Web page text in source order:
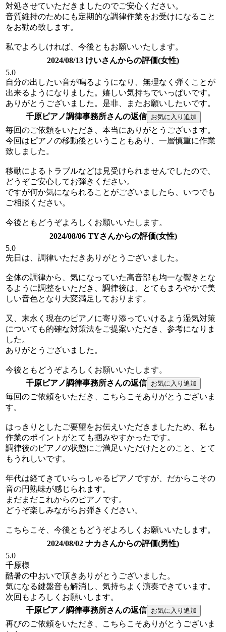
対処させていただきましたのでご安心ください。
音質維持のためにも定期的な調律作業をお受けになること
をお勧め致します。
私でよろしければ、今後ともお願いいたします。
2024/08/13 けいさんからの評価(女性)
5.0
自分の出したい音が鳴るようになり、無理なく弾くことが
出来るようになりました。嬉しい気持ちでいっぱいです。
ありがとうございました。是非、またお願いしたいです。
千原ピアノ調律事務所さんの返信
毎回のご依頼をいただき、本当にありがとうございます。
今回はピアノの移動後ということもあり、一層慎重に作業
致しました。
移動によるトラブルなどは見受けられませんでしたので、
どうぞご安心してお弾きください。
ですが何か気になられることがございましたら、いつでも
ご相談ください。
今後ともどうぞよろしくお願いいたします。
2024/08/06 TYさんからの評価(女性)
5.0
先日は、調律いただきありがとうございました。
全体の調律から、気になっていた高音部も均一な響きとな
るように調整をいただき、調律後は、とてもまろやかで美
しい音色となり大変満足しております。
又、末永く現在のピアノに寄り添っていけるよう湿気対策
についても的確な対策法をご提案いただき、参考になりま
した。
ありがとうございました。
今後ともどうぞよろしくお願いいたします。
千原ピアノ調律事務所さんの返信
毎回のご依頼をいただき、こちらこそありがとうございま
す。
はっきりとしたご要望をお伝えいただきましたため、私も
作業のポイントがとても掴みやすかったです。
調律後のピアノの状態にご満足いただけたとのこと、とて
もうれしいです。
年代は経てきていらっしゃるピアノですが、だからこその
音の円熟味が感じられます。
まだまだこれからのピアノです。
どうぞ楽しみながらお弾きください。
こちらこそ、今後ともどうぞよろしくお願いいたします。
2024/08/02 ナカさんからの評価(男性)
5.0
千原様
酷暑の中おいで頂きありがとうございました。
気になる鍵盤音も解消し、気持ちよく演奏できています。
次回もよろしくお願いします。
千原ピアノ調律事務所さんの返信
再びのご依頼をいただき、こちらこそありがとうございま